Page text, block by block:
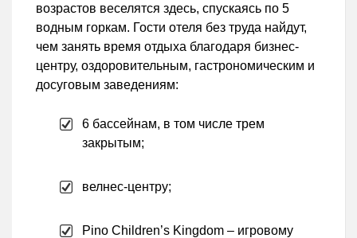
возрастов веселятся здесь, спускаясь по 5
водным горкам. Гости отеля без труда найдут,
чем занять время отдыха благодаря бизнес-
центру, оздоровительным, гастрономическим и
досуговым заведениям:
6 бассейнам, в том числе трем
закрытым;
велнес-центру;
Pino Children’s Kingdom – игровому